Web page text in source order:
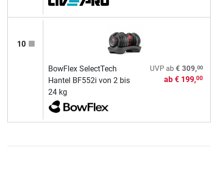
10
BowFlex SelectTech
Hantel BF552i von 2 bis
24 kg
UVPab € 309,00
ab € 199,00